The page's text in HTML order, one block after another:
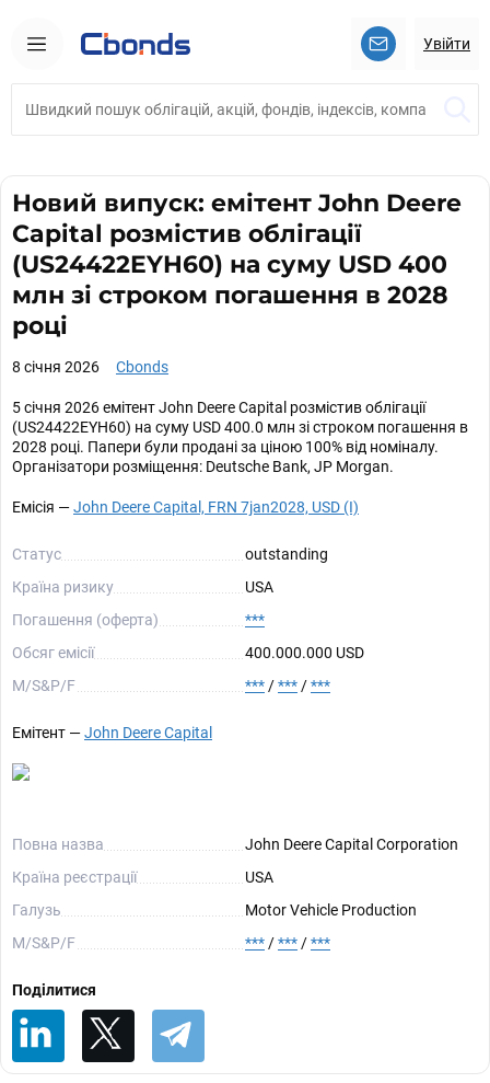
Увійти
Новий випуск: емітент John Deere
Capital розмістив облігації
(US24422EYH60) на суму USD 400
млн зі строком погашення в 2028
році
8 січня 2026 Cbonds
5 січня 2026 емітент John Deere Capital розмістив облігації
(US24422EYH60) на суму USD 400.0 млн зі строком погашення в
2028 році. Папери були продані за ціною 100% від номіналу.
Організатори розміщення: Deutsche Bank, JP Morgan.
Емісія —John Deere Capital, FRN 7jan2028, USD (I)
Статус
outstanding
Країна ризику
USA
Погашення (оферта)
***
Обсяг емісії
400.000.000 USD
М/S&P/F
*** /*** /***
Емітент —John Deere Capital
Повна назва
John Deere Capital Corporation
Країна реєстрації
USA
Галузь
Motor Vehicle Production
М/S&P/F
*** /*** /***
Поділитися